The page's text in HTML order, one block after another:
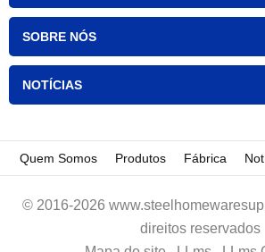
SOBRE NÓS
NOTÍCIAS
Quem Somos Produtos Fábrica
© 2016-2026
direitos reservados